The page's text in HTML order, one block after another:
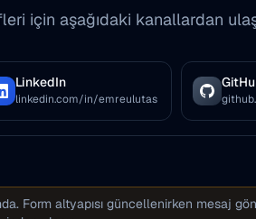
için aşağıdaki kanallardan
LinkedIn
linkedin.com/in/emreulutas
Form altyapısı güncellenirken mesaj